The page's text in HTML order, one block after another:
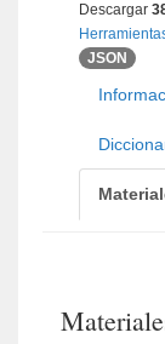
Descargar
JSON